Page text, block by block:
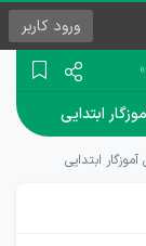
ورود کاربر
ابتدایی
ابتدایی